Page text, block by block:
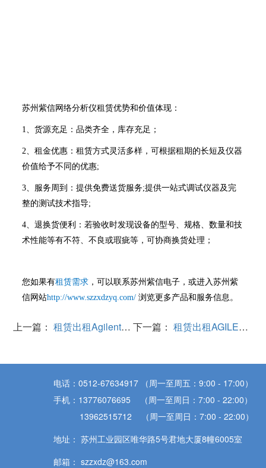
苏州紫信网络分析仪租赁优势和价值体现：
1、货源充足：品类齐全，库存充足；
2、租金优惠：租赁方式灵活多样，可根据租期的长短及仪器
价值给予不同的优惠;
3、服务周到：提供免费送货服务;提供一站式调试仪器及完
整的测试技术指导;
4、退换货便利：若验收时发现设备的型号、规格、数量和技
术性能等有不符、不良或瑕疵等，可协商换货处理；
您如果有租赁需求 ，可以联系苏州紫信电子，或进入苏州紫
信网站http://www.szzxdzyq.com/ 浏览更多产品和服务信息。
上一篇： 租赁出租Agilent安捷伦E5080A 9G矢量网络分析仪案例分享 下一篇： 租赁出租AGILENT安捷伦34980A数据采集仪
电话：0512-67634917 （周一至周五：9:00 - 17:00）
手机：13776076695 （周一至周日：7:00 - 22:00）
13962515712 （周一至周日：7:00 - 22:00）
地址： 苏州工业园区唯华路5号君地大厦8幢6005室
邮箱： szzxdz@163.com